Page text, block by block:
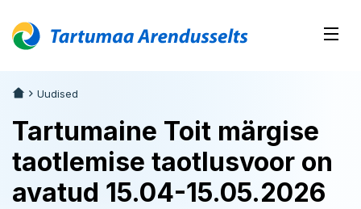
Uudised
Tartumaine Toit märgise
taotlemise taotlusvoor on
avatud 15.04-15.05.2026